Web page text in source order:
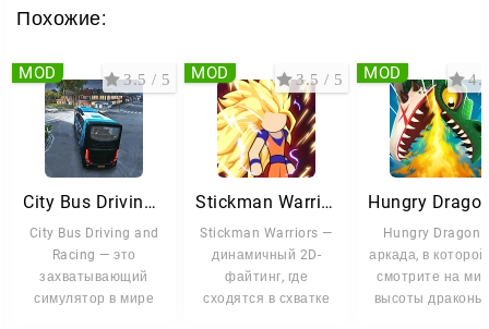
Похожие:
City Bus Driving and Racing
City Bus Driving and
Racing — это
захватывающий
симулятор в мире
3.5 / 5
MOD
Stickman Warriors
Stickman Warriors —
динамичный 2D-
файтинг, где
сходятся в схватке
3.5 / 5
MOD
Hungry Dragon
аркада, в
смотрите на
высоты
MOD